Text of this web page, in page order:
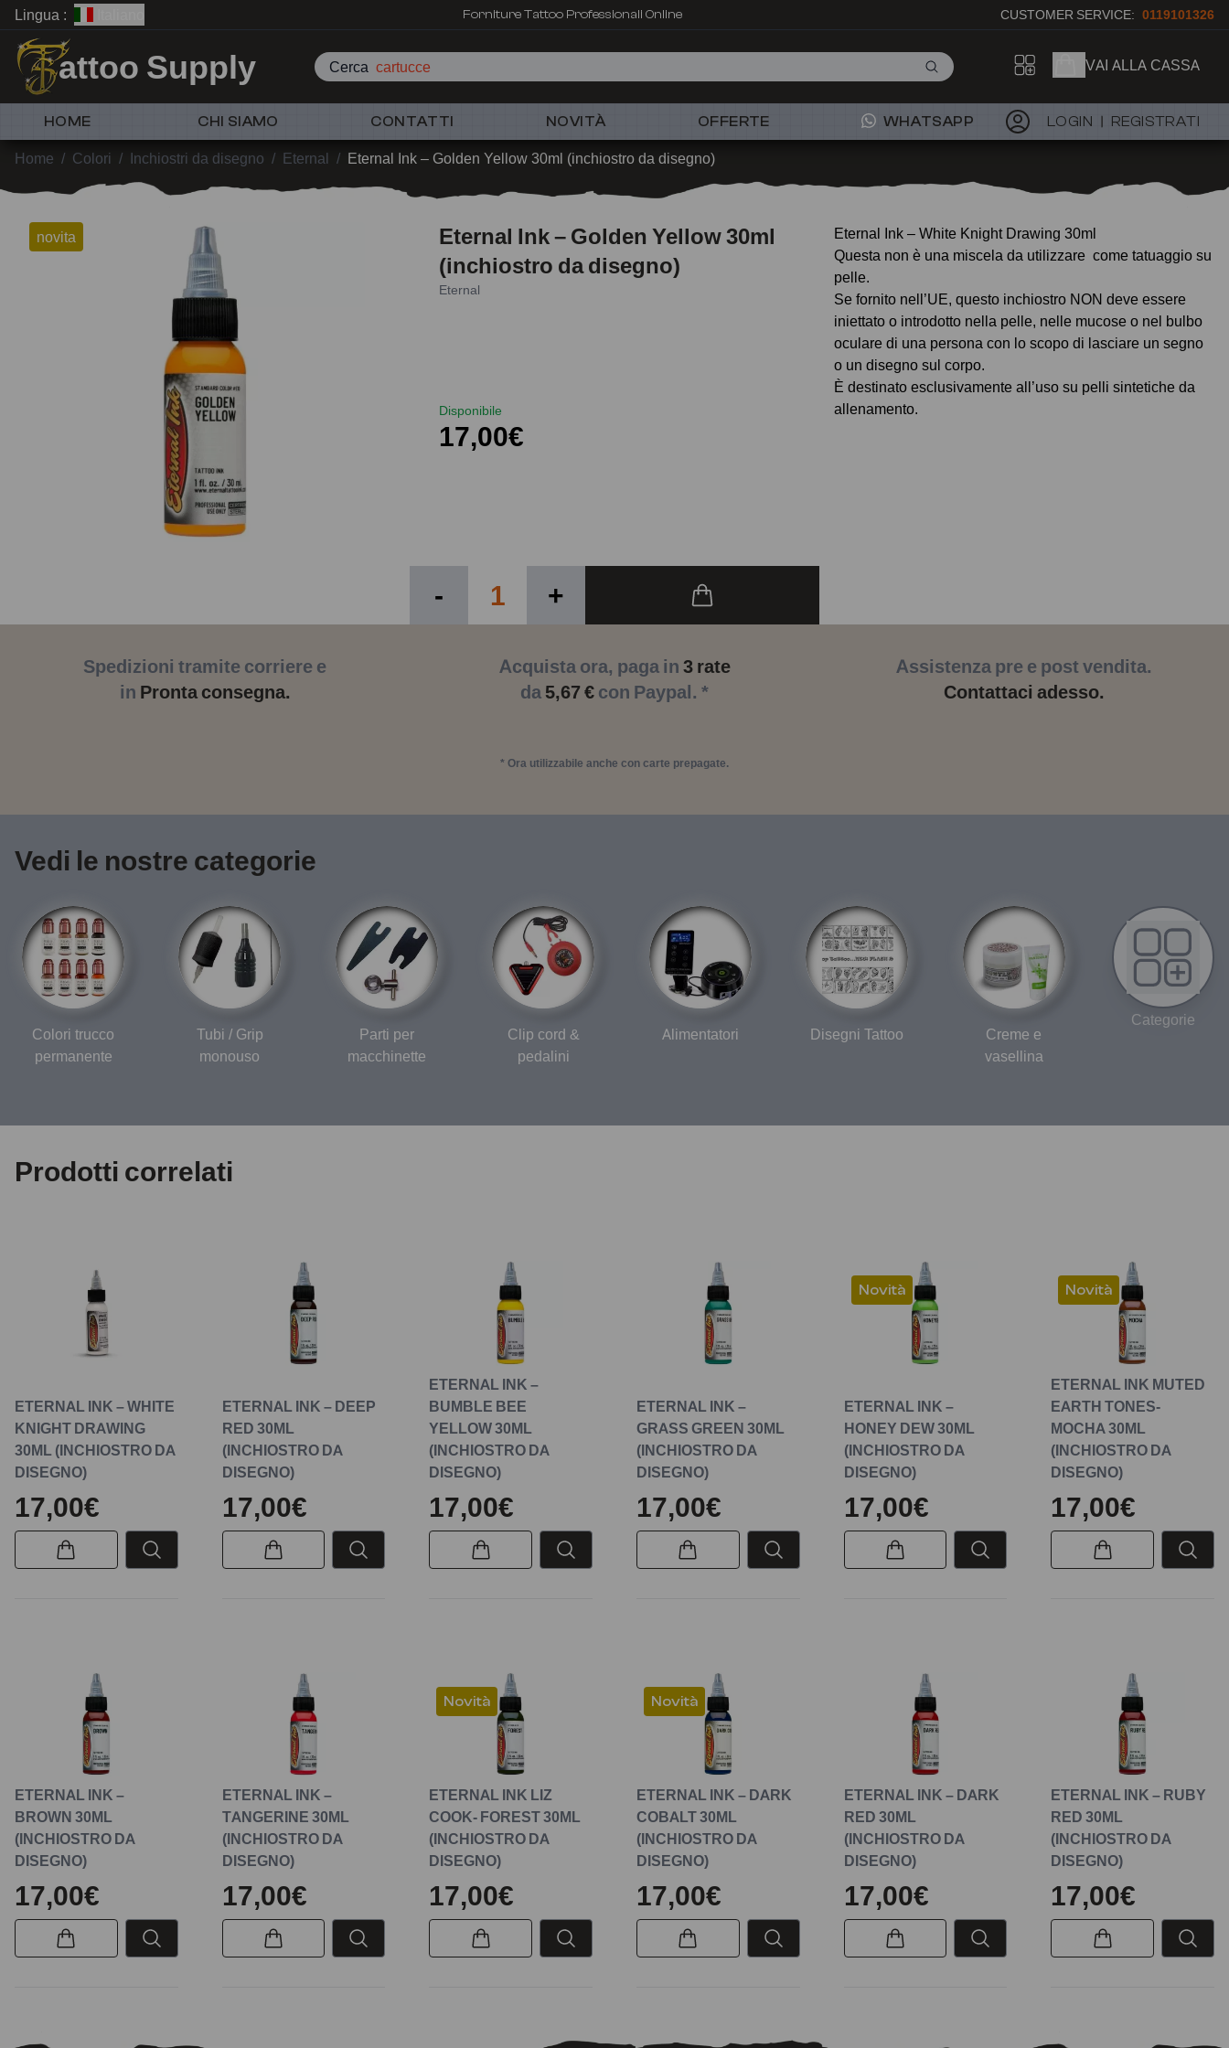
Lingua : Forniture Tattoo Professionali Online CUSTOMER SERVICE: 0119101326
attoo Supply Cerca cartucc VAI ALLA CASSA
HOME CHI SIAMO CONTATTI NOVITÀ OFFERTE WHATSAPP LOGIN REGISTRATI
Home / Colori / Inchiostri da disegno / Eternal / Eternal Ink – Golden Yellow 30ml (inchiostro da disegno)
novita
Eternal Ink – Golden Yellow 30ml
(inchiostro da disegno)
Eternal
Disponibile
17,00€
- +
Eternal Ink – White Knight Drawing 30ml
Questa non è una miscela da utilizzare come tatuaggio su
pelle.
Se fornito nell’UE, questo inchiostro NON deve essere
iniettato o introdotto nella pelle, nelle mucose o nel bulbo
oculare di una persona con lo scopo di lasciare un segno
o un disegno sul corpo.
È destinato esclusivamente all’uso su pelli sintetiche da
allenamento.
Spedizioni tramite corriere e
in Pronta consegna.
Acquista ora, paga in 3 rate
da 5,67 € con Paypal. *
* Ora utilizzabile anche con carte prepagate.
Assistenza pre e post vendita.
Contattaci adesso.
Vedi le nostre categorie
Colori trucco
permanente
Tubi / Grip
monouso
Parti per
macchinette
Clip cord &
pedalini
Alimentatori Disegni Tattoo
Creme e
vasellina
Categorie
Prodotti correlati
ETERNAL INK – WHITE
KNIGHT DRAWING
30ML (INCHIOSTRO DA
DISEGNO)
17,00€
ETERNAL INK – DEEP
RED 30ML
(INCHIOSTRO DA
DISEGNO)
17,00€
ETERNAL INK –
BUMBLE BEE
YELLOW 30ML
(INCHIOSTRO DA
DISEGNO)
17,00€
ETERNAL INK –
GRASS GREEN 30ML
(INCHIOSTRO DA
DISEGNO)
17,00€
Novità
ETERNAL INK –
HONEY DEW 30ML
(INCHIOSTRO DA
DISEGNO)
17,00€
Novità
ETERNAL INK MUTED
EARTH TONES-
MOCHA 30ML
(INCHIOSTRO DA
DISEGNO)
17,00€
ETERNAL INK –
BROWN 30ML
(INCHIOSTRO DA
DISEGNO)
17,00€
ETERNAL INK –
TANGERINE 30ML
(INCHIOSTRO DA
DISEGNO)
17,00€
Novità
ETERNAL INK LIZ
COOK- FOREST 30ML
(INCHIOSTRO DA
DISEGNO)
17,00€
Novità
ETERNAL INK – DARK
COBALT 30ML
(INCHIOSTRO DA
DISEGNO)
17,00€
ETERNAL INK – DARK
RED 30ML
(INCHIOSTRO DA
DISEGNO)
17,00€
ETERNAL INK – RUBY
RED 30ML
(INCHIOSTRO DA
DISEGNO)
17,00€